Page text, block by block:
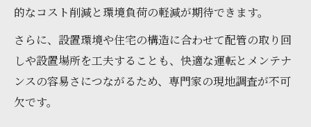
的なコスト削減と環境負荷の軽減が期待できます。
さらに、設置環境や住宅の構造に合わせて配管の取り回
しや設置場所を工夫することも、快適な運転とメンテナ
ンスの容易さにつながるため、専門家の現地調査が不可
欠です。